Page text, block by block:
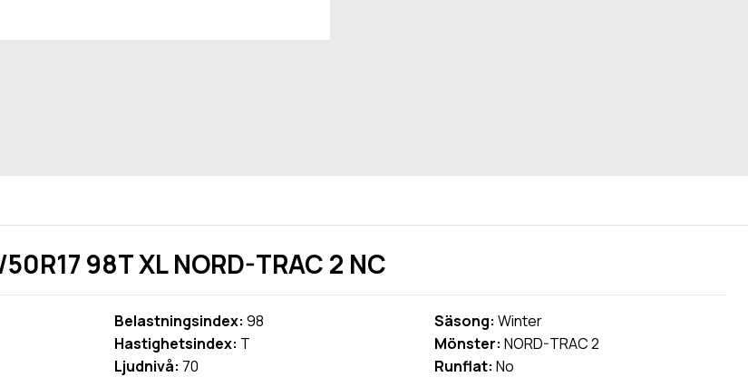
98T XL NORD-TRAC 2 NC
Belastningsindex: 98
Hastighetsindex: T
Ljudnivå: 70
Säsong: Winter
Mönster: NORD-TRAC 2
Runflat: No